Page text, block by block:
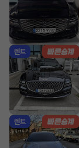
렌트
렌트